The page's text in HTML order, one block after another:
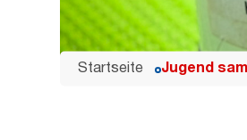
Startseite Jugend